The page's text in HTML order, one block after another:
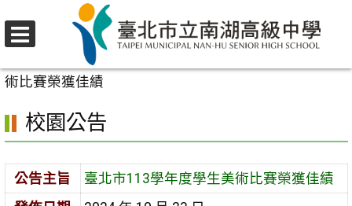
至
要
區
校園公告
術比賽榮獲佳績
校園公告
公告主旨
臺北市113學年度學生美術比賽榮獲佳績
選
單